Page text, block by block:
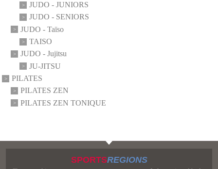
JUDO - JUNIORS
JUDO - SENIORS
JUDO - Taïso
TAISO
JUDO - Jujitsu
JU-JITSU
PILATES
PILATES ZEN
PILATES ZEN TONIQUE
SPORTSREGIONS